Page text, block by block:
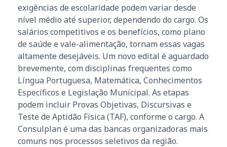
exigências de escolaridade podem variar desde
nível médio até superior, dependendo do cargo. Os
salários competitivos e os benefícios, como plano
de saúde e vale-alimentação, tornam essas vagas
altamente desejáveis. Um novo edital é aguardado
brevemente, com disciplinas frequentes como
Língua Portuguesa, Matemática, Conhecimentos
Específicos e Legislação Municipal. As etapas
podem incluir Provas Objetivas, Discursivas e
Teste de Aptidão Física (TAF), conforme o cargo. A
Consulplan é uma das bancas organizadoras mais
comuns nos processos seletivos da região.